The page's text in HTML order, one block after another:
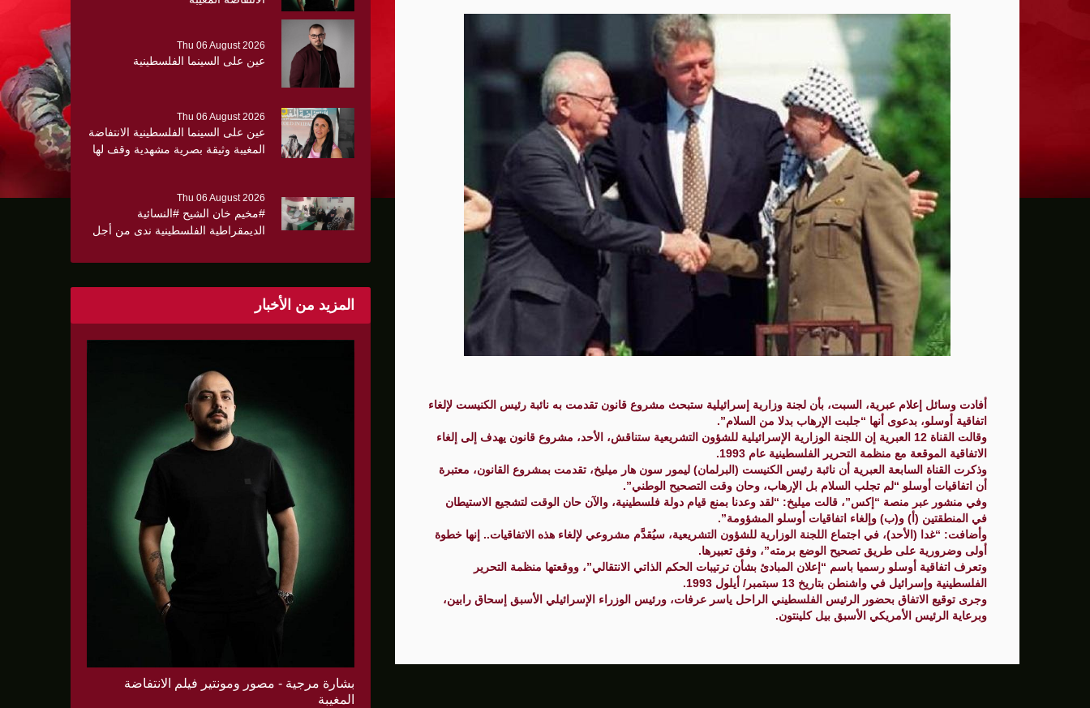
ترامب: يحذر من سيطرة الديمقراطيين على الكونغرس..ويرغب في اتفاق مع إيران
حماية الصحافيين تكرّم الصحافية كريستينا عاصي التي أصيبت بقصف إسرائيلي
فانس يؤكد وجود اختلافات في الرأي مع نتنياهو..,المفاوضات مع إيران "معقدة"
إيران تهدد بمهاجمة دول الخليج إذا تعرضت لهجمات أمريكية جديدة
ن.تايمز: مشرعون أمريكيون يسعون لشراكة عسكرية مع إسرائيل
الدفاع الروسية: ضربنا سفينتين محملتين بشحنات عسكرية قبالة سواحل أوديسا
التماس للسماح لطبيب مستقل بفحص حسام أبو صفية
الرئيس الإيراني: التواصل مع خامنئي "صعب للغاية" حاليا
جيش الاحتلال يعلن مقتل جنديين وإصابة 4 جنوب لبنان
"وول ستريت" ترتفع بدعم آمال التهدئة في الشرق الأوسط
زامير: أضعفنا حماس بشكل كبير وغيّرنا الوضع الأمنيّ وعملياتنا الاستباقية مستمرة
الوفد الأمريكي يطلب تعليق المفاوضات الثلاثية لإجراء مشاورات خاصة
بشارة مرجية - مصور ومونتير فيلم الانتفاضة المغيبة
أفادت وسائل إعلام عبرية، السبت، بأن لجنة وزارية إسرائيلية ستبحث مشروع قانون تقدمت به نائبة رئيس الكنيست لإلغاء
اتفاقية أوسلو، بدعوى أنها “جلبت الإرهاب بدلا من السلام”.
وقالت القناة 12 العبرية إن اللجنة الوزارية الإسرائيلية للشؤون التشريعية ستناقش، الأحد، مشروع قانون يهدف إلى إلغاء
الاتفاقية الموقعة مع منظمة التحرير الفلسطينية عام 1993.
وذكرت القناة السابعة العبرية أن نائبة رئيس الكنيست (البرلمان) ليمور سون هار ميليخ، تقدمت بمشروع القانون، معتبرة
أن اتفاقيات أوسلو “لم تجلب السلام بل الإرهاب، وحان وقت التصحيح الوطني”.
وفي منشور عبر منصة “إكس”، قالت ميليخ: “لقد وعدنا بمنع قيام دولة فلسطينية، والآن حان الوقت لتشجيع الاستيطان
في المنطقتين (أ) و(ب) وإلغاء اتفاقيات أوسلو المشؤومة”.
وأضافت: “غدا (الأحد)، في اجتماع اللجنة الوزارية للشؤون التشريعية، سيُقدَّم مشروعي لإلغاء هذه الاتفاقيات.. إنها خطوة
أولى وضرورية على طريق تصحيح الوضع برمته”، وفق تعبيرها.
وتعرف اتفاقية أوسلو رسميا باسم “إعلان المبادئ بشأن ترتيبات الحكم الذاتي الانتقالي”، ووقعتها منظمة التحرير
الفلسطينية وإسرائيل في واشنطن بتاريخ 13 سبتمبر/ أيلول 1993.
وجرى توقيع الاتفاق بحضور الرئيس الفلسطيني الراحل ياسر عرفات، ورئيس الوزراء الإسرائيلي الأسبق إسحاق رابين،
وبرعاية الرئيس الأمريكي الأسبق بيل كلينتون.
Thu 06 August 2026
عين على السينما الفلسطينية
Thu 06 August 2026
عين على السينما الفلسطينية الانتفاضة
المغيبة وثيقة بصرية مشهدية وقف لها
Thu 06 August 2026
#مخيم خان الشيح #النسائية
الديمقراطية الفلسطينية ندى من أجل
صحية عن ألتهاب الكبد وتوزّع
المزيد من الأخبار
بشارة مرجية - مصور ومونتير فيلم الانتفاضة
المغيبة